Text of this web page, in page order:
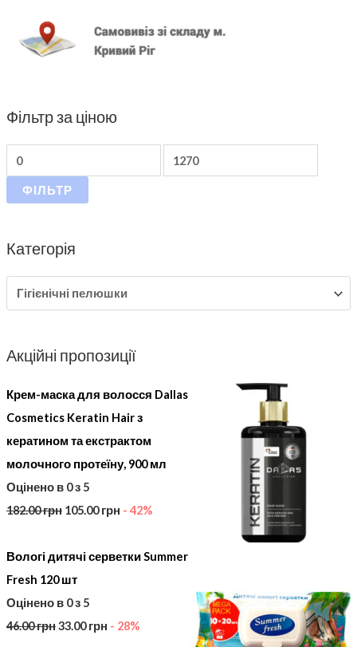
Фільтр за ціною
ФІЛЬТР
Категорія
Акційні пропозиції
Крем-маска для волосся Dallas
Cosmetics Keratin Hair з
кератином та екстрактом
молочного протеїну, 900 мл
Оцінено в 0з 5
182.00грн 105.00грн - 42%
Вологі дитячі серветки Summer
Fresh 120 шт
Оцінено в 0з 5
46.00грн33.00грн - 28%